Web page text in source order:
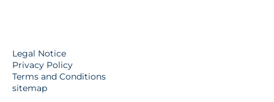
Legal Notice
Privacy Policy
Terms and Conditions
sitemap